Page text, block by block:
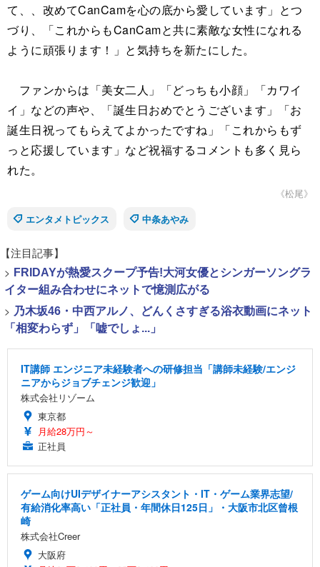
て、、改めてCanCamを心の底から愛しています」とつ
づり、「これからもCanCamと共に素敵な女性になれる
ように頑張ります！」と気持ちを新たにした。
ファンからは「美女二人」「どっちも小顔」「カワイ
イ」などの声や、「誕生日おめでとうございます」「お
誕生日祝ってもらえてよかったですね」「これからもず
っと応援しています」など祝福するコメントも多く見ら
れた。
《松尾》
エンタメトピックス
中条あやみ
【注目記事】
> FRIDAYが熱愛スクープ予告!大河女優とシンガーソングラ
イター組み合わせにネットで憶測広がる
> 乃木坂46・中西アルノ、どんくさすぎる浴衣動画にネット
「相変わらず」「嘘でしょ...」
IT講師 エンジニア未経験者への研修担当「講師未経験/エンジ
ニアからジョブチェンジ歓迎」
株式会社リゾーム
東京都
月給28万円～
正社員
ゲーム向けUIデザイナーアシスタント・IT・ゲーム業界志望/
有給消化率高い「正社員・年間休日125日」・大阪市北区曾根
崎
株式会社Creer
大阪府